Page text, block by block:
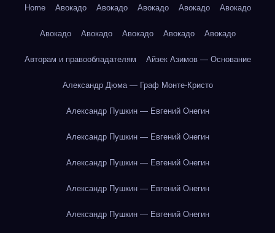
Home Авокадо Авокадо Авокадо Авокадо Авокадо
Авокадо Авокадо Авокадо Авокадо Авокадо
Авторам и правообладателям Айзек Азимов — Основание
Александр Дюма — Граф Монте-Кристо
Александр Пушкин — Евгений Онегин
Александр Пушкин — Евгений Онегин
Александр Пушкин — Евгений Онегин
Александр Пушкин — Евгений Онегин
Александр Пушкин — Евгений Онегин